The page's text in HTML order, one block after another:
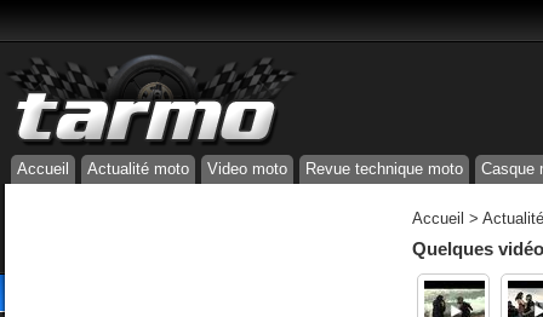
Accueil Actualité moto Video moto Revue technique moto Casque
Accueil >
Quelques